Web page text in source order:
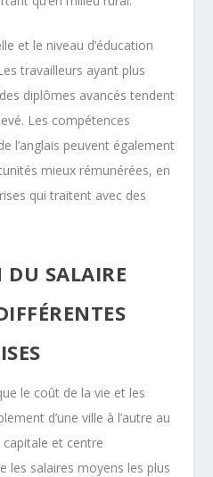
et le niveau d’éducation
travailleurs ayant plus
diplômes avancés tendent
Les compétences
l’anglais peuvent également
mieux rémunérées, en
qui traitent avec des
SALAIRE
le coût de la vie et les
d’une ville à l’autre au
et centre
les salaires moyens les plus